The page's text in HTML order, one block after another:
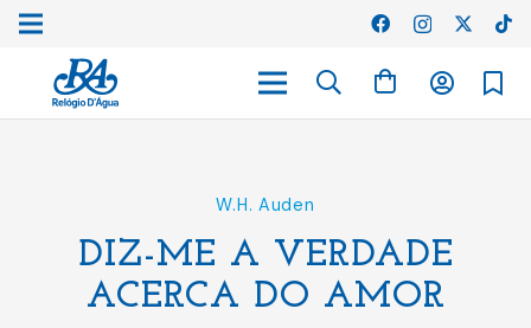
W.H. Auden
DIZ-ME A VERDADE
ACERCA DO AMOR